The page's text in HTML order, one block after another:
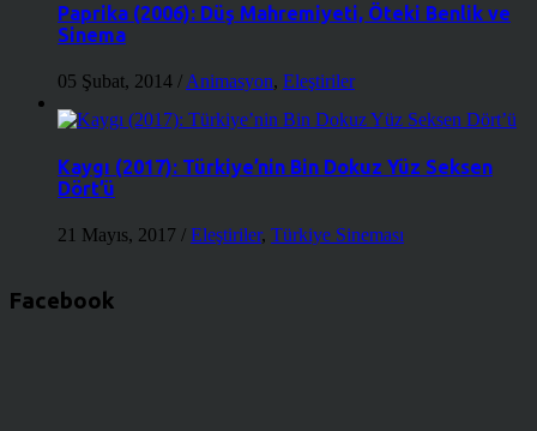
Paprika (2006): Düş Mahremiyeti, Öteki Benlik ve
Sinema
05 Şubat, 2014 / Animasyon, Eleştiriler
Kaygı (2017): Türkiye’nin Bin Dokuz Yüz Seksen
Dört’ü
21 Mayıs, 2017 / Eleştiriler, Türkiye Sineması
Facebook